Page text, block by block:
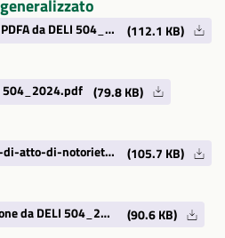
Modulo 8 accesso civico generalizzato PDFA da DELI 504_2024.pdf (112.1 KB)
504_2024.pdf (79.8 KB)
modulo-16-dichiarazione-sostitutiva-di-atto-di-notorieta-impedimento-temporaneo-pdfa da DELI 504_2024.pdf (105.7 KB)
mod-14-dich sostitutiva di certificazione da DELI 504_2024.pdf (90.6 KB)